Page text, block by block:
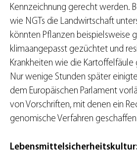
Kennzeichnung gerecht werden.
wie NGTs die Landwirtschaft
könnten Pflanzen beispielsweise
klimaangepasst gezüchtet und
Krankheiten wie die
Nur wenige Stunden später
dem Europäischen Parlament
von Vorschriften, mit denen ein
genomische Verfahren